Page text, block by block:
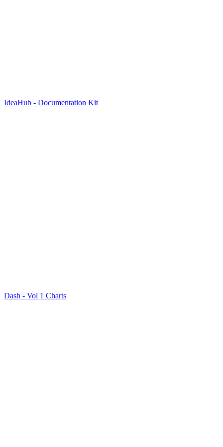
IdeaHub - Documentation Kit
Dash - Vol 1 Charts